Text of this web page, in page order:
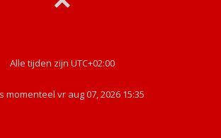
Alle tijden zijn UTC+02:00
momenteel vr aug 07, 2026 15:35